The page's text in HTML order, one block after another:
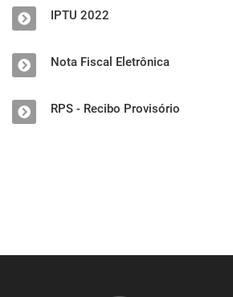
IPTU 2022
Nota Fiscal Eletrônica
RPS - Recibo Provisório